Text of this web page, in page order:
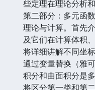
些定理在理论分析
第二部分：多元函
理论与计算。首先
及它们在计算体积
将详细讲解不同坐
通过变量替换（雅
积分和曲面积分是
将区分第一类和第